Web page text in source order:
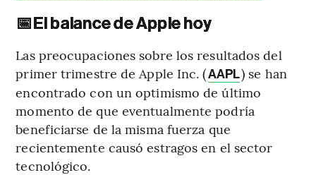
📅El balance de Apple hoy
Las preocupaciones sobre los resultados del
primer trimestre de Apple Inc. (AAPL) se han
encontrado con un optimismo de último
momento de que eventualmente podría
beneficiarse de la misma fuerza que
recientemente causó estragos en el sector
tecnológico.